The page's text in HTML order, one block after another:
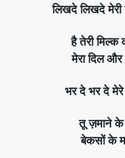
लिखदे लिखदे मेरी
है तेरी मिल्क
मेरा दिल और
भर दे भर दे
तू ज़माने के
बेकसों के